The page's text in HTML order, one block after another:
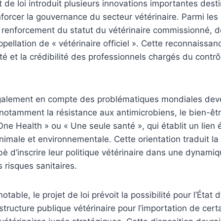
de loi introduit plusieurs innovations importantes
la gouvernance du secteur vétérinaire. Parmi les
du statut du vétérinaire commissionné,
de « vétérinaire officiel ». Cette
et la crédibilité des professionnels chargés du
en compte des problématiques mondiales
la résistance aux antimicrobiens, le bien-
Health » ou « Une seule santé », qui établit un lien
et environnementale. Cette orientation traduit
d’inscrire leur politique vétérinaire dans une
risques sanitaires.
le projet de loi prévoit la possibilité pour l’État
publique vétérinaire pour l’importation de